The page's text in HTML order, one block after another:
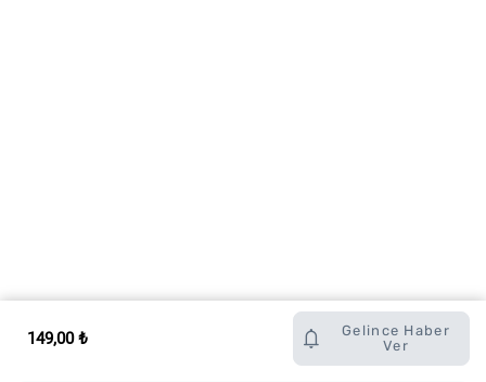
149,00 ₺
Gelince Haber
Ver